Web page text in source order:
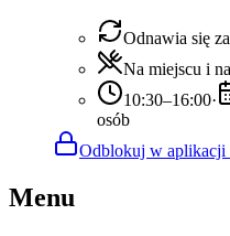
Odnawia się
Na miejscu i
10:30–16:00·
osób
Odblokuj w aplikacji
Menu